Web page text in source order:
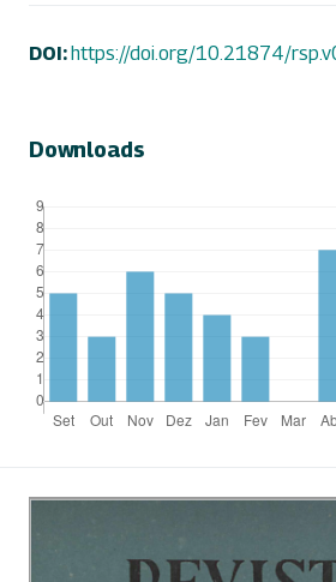
DOI:https://doi.org/10.21874/
Downloads